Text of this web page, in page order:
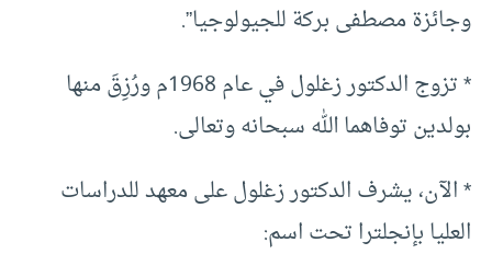
وجائزة مصطفى بركة للجيولوجيا”.
* تزوج الدكتور زغلول في عام 1968م ورُزِقَ منها
بولدين توفاهما الله سبحانه وتعالى.
* الآن، يشرف الدكتور زغلول على معهد للدراسات
العليا بإنجلترا تحت اسم: